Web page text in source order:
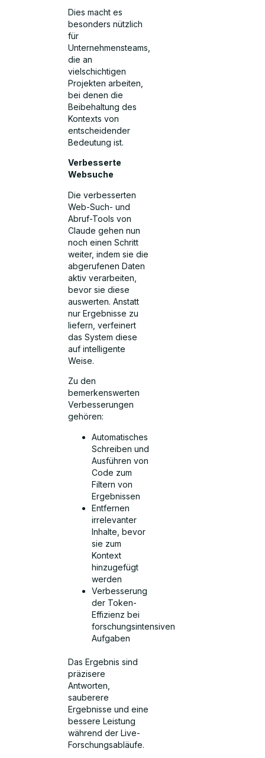
Dies macht es
besonders nützlich
für
Unternehmensteams,
die an
vielschichtigen
Projekten arbeiten,
bei denen die
Beibehaltung des
Kontexts von
entscheidender
Bedeutung ist.
Verbesserte
Websuche
Die verbesserten
Web-Such- und
Abruf-Tools von
Claude gehen nun
noch einen Schritt
weiter, indem sie die
abgerufenen Daten
aktiv verarbeiten,
bevor sie diese
auswerten. Anstatt
nur Ergebnisse zu
liefern, verfeinert
das System diese
auf intelligente
Weise.
Zu den
bemerkenswerten
Verbesserungen
gehören:
Automatisches
Schreiben und
Ausführen von
Code zum
Filtern von
Ergebnissen
Entfernen
irrelevanter
Inhalte, bevor
sie zum
Kontext
hinzugefügt
werden
Verbesserung
der Token-
Effizienz bei
forschungsintensiven
Aufgaben
Das Ergebnis sind
präzisere
Antworten,
sauberere
Ergebnisse und eine
bessere Leistung
während der Live-
Forschungsabläufe.